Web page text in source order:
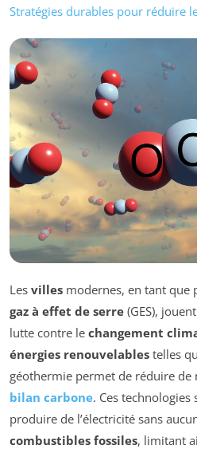
Stratégies durables pour réduire
Les villes modernes, en tant que
gaz à effet de serre (GES),
lutte contre le changement
énergies renouvelables telles
géothermie permet de réduire
bilan carbone. Ces
produire de l’électricité sans
combustibles fossiles, limitant